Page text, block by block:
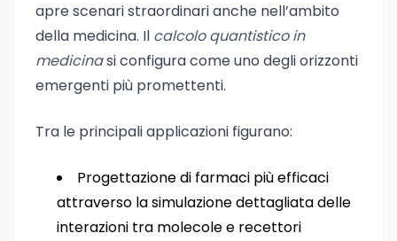
apre scenari straordinari anche nell’ambito
della medicina. Il calcolo quantistico in
medicinasi configura come uno degli orizzonti
emergenti più promettenti.
Tra le principali applicazioni figurano:
Progettazione di farmaci più efficaci
attraverso la simulazione dettagliata delle
interazioni tra molecole e recettori